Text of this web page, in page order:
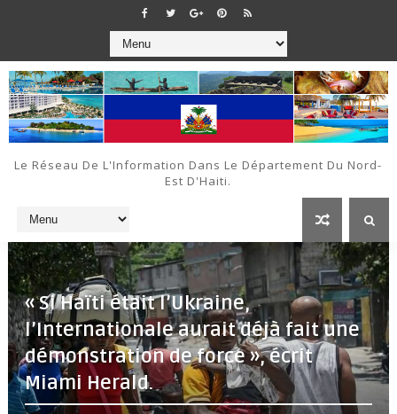
Le Réseau De L'Information Dans Le Département Du Nord-
Est D'Haiti.
« Si Haïti était l’Ukraine,
l’Internationale aurait déjà fait une
démonstration de force », écrit
Miami Herald.